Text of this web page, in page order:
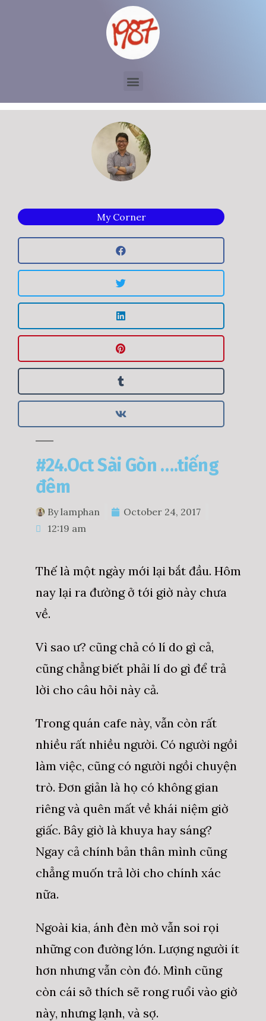
My Corner
#24.Oct Sài Gòn ….tiếng
đêm
Bylamphan
October 24, 2017
12:19 am
Thế là một ngày mới lại bắt đầu. Hôm
nay lại ra đường ở tới giờ này chưa
về.
Vì sao ư? cũng chả có lí do gì cả,
cũng chẳng biết phải lí do gì để trả
lời cho câu hỏi này cả.
Trong quán cafe này, vẫn còn rất
nhiều rất nhiều người. Có người ngồi
làm việc, cũng có người ngồi chuyện
trò. Đơn giản là họ có không gian
riêng và quên mất về khái niệm giờ
giấc. Bây giờ là khuya hay sáng?
Ngay cả chính bản thân mình cũng
chẳng muốn trả lời cho chính xác
nữa.
Ngoài kia, ánh đèn mờ vẫn soi rọi
những con đường lớn. Lượng người ít
hơn nhưng vẫn còn đó. Mình cũng
còn cái sở thích sẽ rong ruổi vào giờ
này, nhưng lạnh, và sợ.